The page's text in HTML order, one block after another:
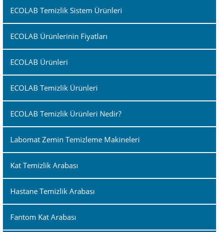
ECOLAB Temizlik Sistem Ürünleri
ECOLAB Ürünlerinin Fiyatları
ECOLAB Ürünleri
ECOLAB Temizlik Ürünleri
ECOLAB Temizlik Ürünleri Nedir?
Labomat Zemin Temizleme Makineleri
Kat Temizlik Arabası
Hastane Temizlik Arabası
Fantom Kat Arabası